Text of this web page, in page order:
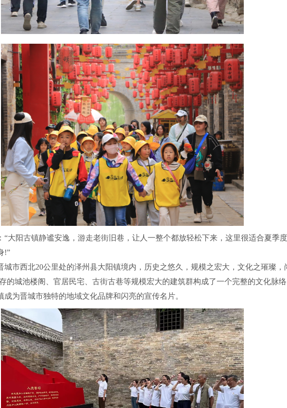
阳古镇静谧安逸，游走老街旧巷，让人一整个都放轻松下来，这里很适合夏季
!”
西北20公里处的泽州县大阳镇境内，历史之悠久，规模之宏大，文化之璀璨，
的城池楼阁、官居民宅、古街古巷等规模宏大的建筑群构成了一个完整的文化脉
为晋城市独特的地域文化品牌和闪亮的宣传名片。